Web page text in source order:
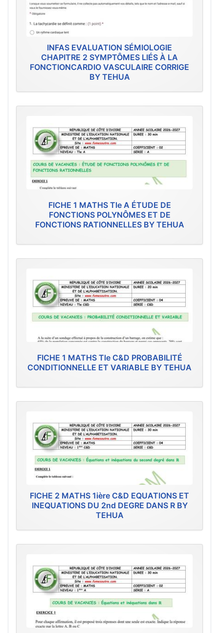
INFAS EVALUATION SÉMIOLOGIE
CHAPITRE 2 SYMPTÔMES LIÉS À LA
FONCTIONCARDIO VASCULAIRE CORRIGE
BY TEHUA
FICHE 1 MATHS Tle A ÉTUDE DE
FONCTIONS POLYNÔMES ET DE
FONCTIONS RATIONNELLES BY TEHUA
FICHE 1 MATHS Tle C&D PROBABILITÉ
CONDITIONNELLE ET VARIABLE BY TEHUA
FICHE 2 MATHS 1ière C&D EQUATIONS ET
INEQUATIONS DU 2nd DEGRE DANS R BY
TEHUA